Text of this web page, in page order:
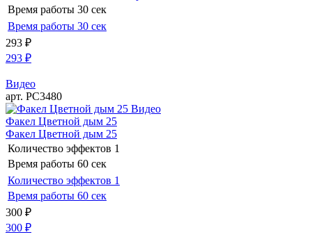
Время работы 30 сек
Время работы 30 сек
293 ₽
293 ₽
Видео
арт. РС3480
Видео
Факел Цветной дым 25
Факел Цветной дым 25
Количество эффектов 1
Время работы 60 сек
Количество эффектов 1
Время работы 60 сек
300 ₽
300 ₽